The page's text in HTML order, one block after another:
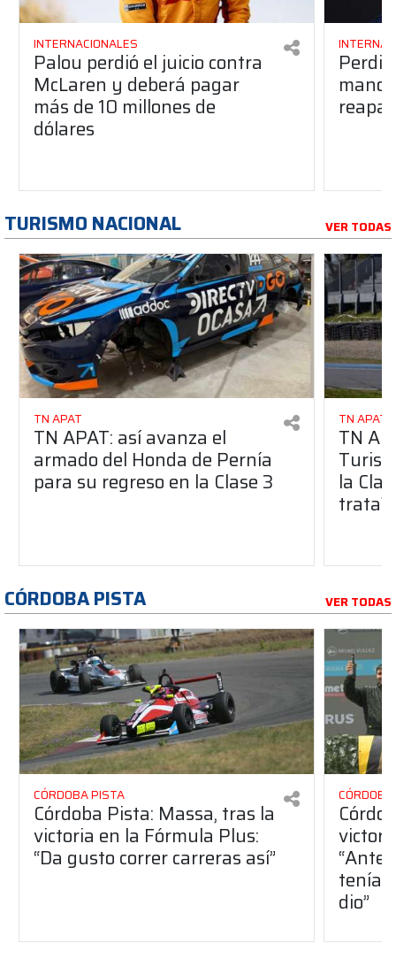
INTERNACIONALES
Palou perdió el juicio contra
McLaren y deberá pagar
más de 10 millones de
dólares
TURISMO NACIONAL VER TODAS
TN APAT
TN APAT: así avanza el
armado del Honda de Pernía
para su regreso en la Clase 3
TN APAT
TN
la
trata?
CÓRDOBA PISTA VER TODAS
CÓRDOBA PISTA
Córdoba Pista: Massa, tras la
victoria en la Fórmula Plus:
“Da gusto correr carreras así”
dio”